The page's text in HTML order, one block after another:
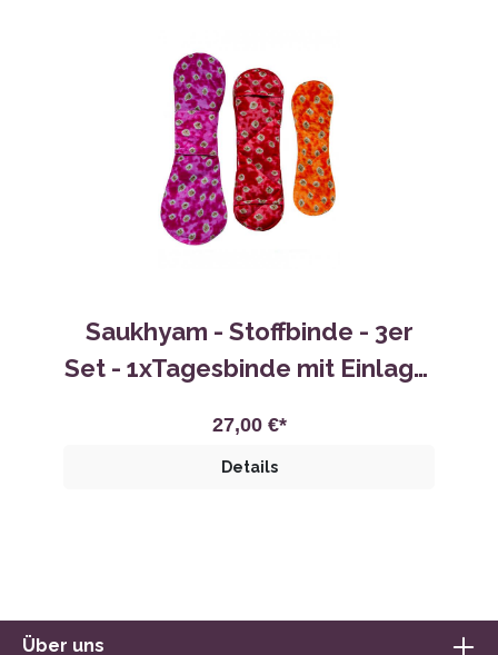
Saukhyam - Stoffbinde - 3er
Set - 1xTagesbinde mit Einlage,
27,00 €*
Details
Über uns